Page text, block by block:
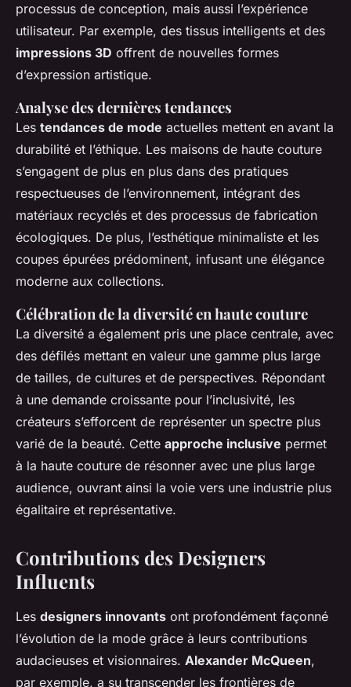
processus de conception, mais aussi l’expérience
utilisateur. Par exemple, des tissus intelligents et des
impressions 3D offrent de nouvelles formes
d’expression artistique.
Analyse des dernières tendances
Les tendances de mode actuelles mettent en avant la
durabilité et l’éthique. Les maisons de haute couture
s’engagent de plus en plus dans des pratiques
respectueuses de l’environnement, intégrant des
matériaux recyclés et des processus de fabrication
écologiques. De plus, l’esthétique minimaliste et les
coupes épurées prédominent, infusant une élégance
moderne aux collections.
Célébration de la diversité en haute couture
La diversité a également pris une place centrale, avec
des défilés mettant en valeur une gamme plus large
de tailles, de cultures et de perspectives. Répondant
à une demande croissante pour l’inclusivité, les
créateurs s’efforcent de représenter un spectre plus
varié de la beauté. Cette approche inclusive permet
à la haute couture de résonner avec une plus large
audience, ouvrant ainsi la voie vers une industrie plus
égalitaire et représentative.
Contributions des Designers
Influents
Les designers innovants ont profondément façonné
l’évolution de la mode grâce à leurs contributions
audacieuses et visionnaires. Alexander McQueen,
par exemple, a su transcender les frontières de